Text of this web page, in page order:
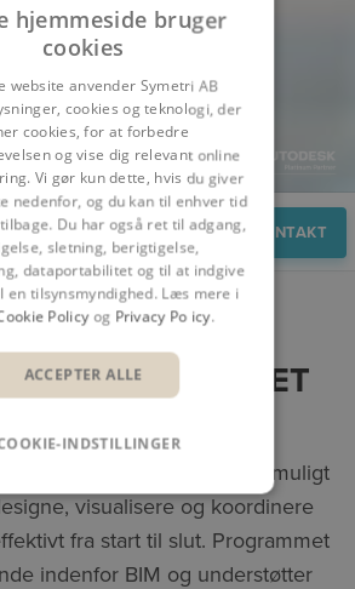
KONTAKT
UDVIKLET
et BIM-værktøj, der gør det muligt
visualisere og koordinere
fra start til slut. Programmet
indenfor BIM og understøtter
hjemmeside bruger
cookies
website anvender Symetri AB
cookies og teknologi, der
cookies, for at forbedre
og vise dig relevant online
Vi gør kun dette, hvis du giver
nedenfor, og du kan til enhver tid
Du har også ret til adgang,
sletning, berigtigelse,
dataportabilitet og til at indgive
en tilsynsmyndighed. Læs mere i
Policyog Privacy Policy.
ACCEPTER ALLE
INDSTILLINGER